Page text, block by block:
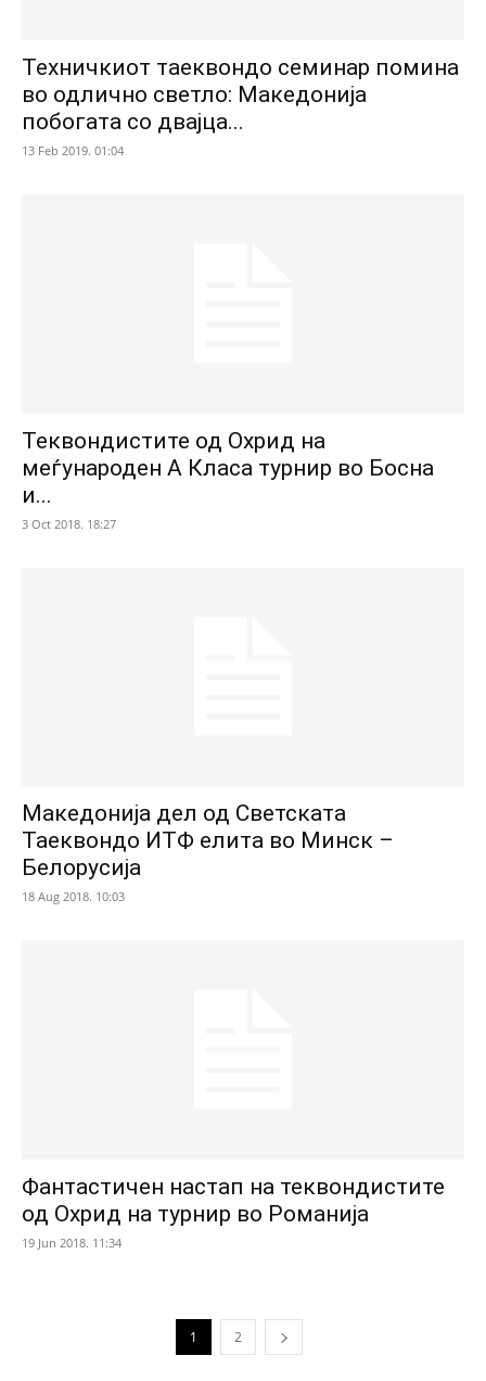
Техничкиот таеквондо семинар помина
во одлично светло: Македонија
побогата со двајца...
13 Feb 2019. 01:04
Теквондистите од Охрид на
меѓународен А Класа турнир во Босна
и...
3 Oct 2018. 18:27
Македонија дел од Светската
Таеквондо ИТФ елита во Минск –
Белорусија
18 Aug 2018. 10:03
Фантастичен настап на теквондистите
од Охрид на турнир во Романија
19 Jun 2018. 11:34
1 2